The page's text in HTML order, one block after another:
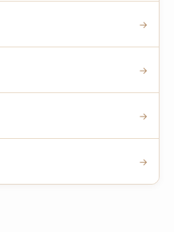
→
→
→
→